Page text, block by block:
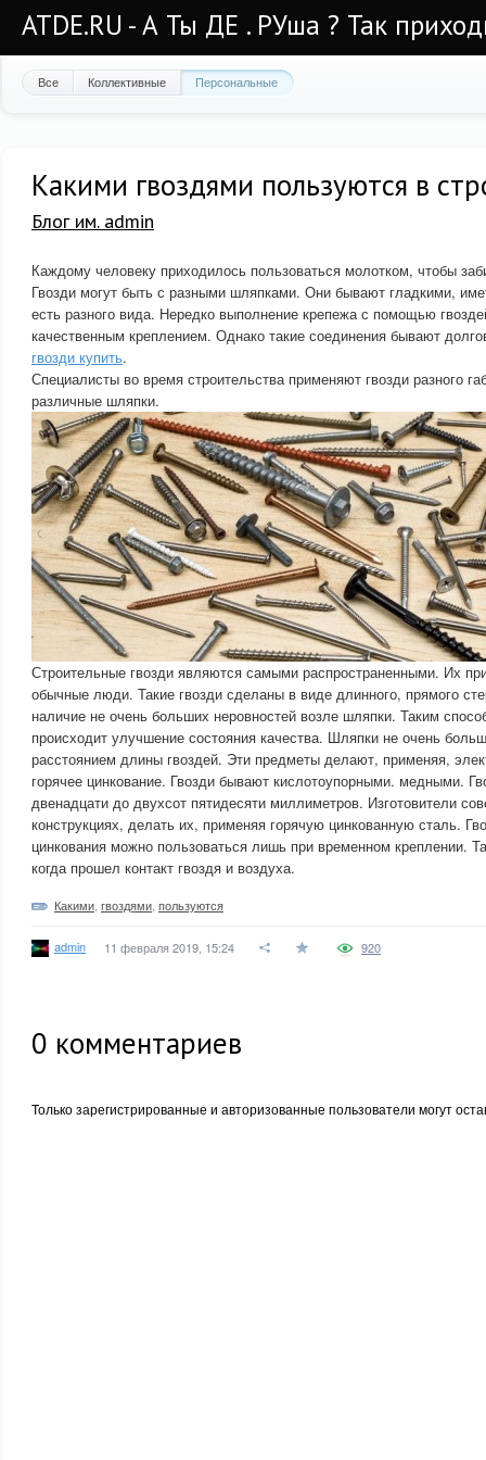
ATDE.RU - А Ты ДЕ . РУша ? Так
Все Коллективные Персональные
Какими гвоздями пользуются в
Блог им. admin
Каждому человеку приходилось пользоваться молотком, чтобы
Гвозди могут быть с разными шляпками. Они бывают гладкими,
есть разного вида. Нередко выполнение крепежа с помощью
качественным креплением. Однако такие соединения бывают
гвозди купить.
Специалисты во время строительства применяют гвозди разного
различные шляпки.
Строительные гвозди являются самыми распространенными. Их
обычные люди. Такие гвозди сделаны в виде длинного, прямого
наличие не очень больших неровностей возле шляпки. Таким
происходит улучшение состояния качества. Шляпки не очень
расстоянием длины гвоздей. Эти предметы делают, применяя,
горячее цинкование. Гвозди бывают кислотоупорными. медными.
двенадцати до двухсот пятидесяти миллиметров. Изготовители
конструкциях, делать их, применяя горячую цинкованную сталь.
цинкования можно пользоваться лишь при временном креплении.
когда прошел контакт гвоздя и воздуха.
Какими гвоздями пользуются
admin 11 февраля 2019, 15:24 920
0 комментариев
Только зарегистрированные и авторизованные пользователи могут